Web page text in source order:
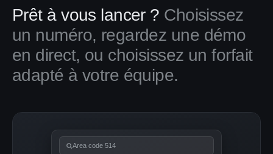
Prêt à vous lancer ? Choisissez
un numéro, regardez une démo
en direct, ou choisissez un forfait
adapté à votre équipe.
Area code 514